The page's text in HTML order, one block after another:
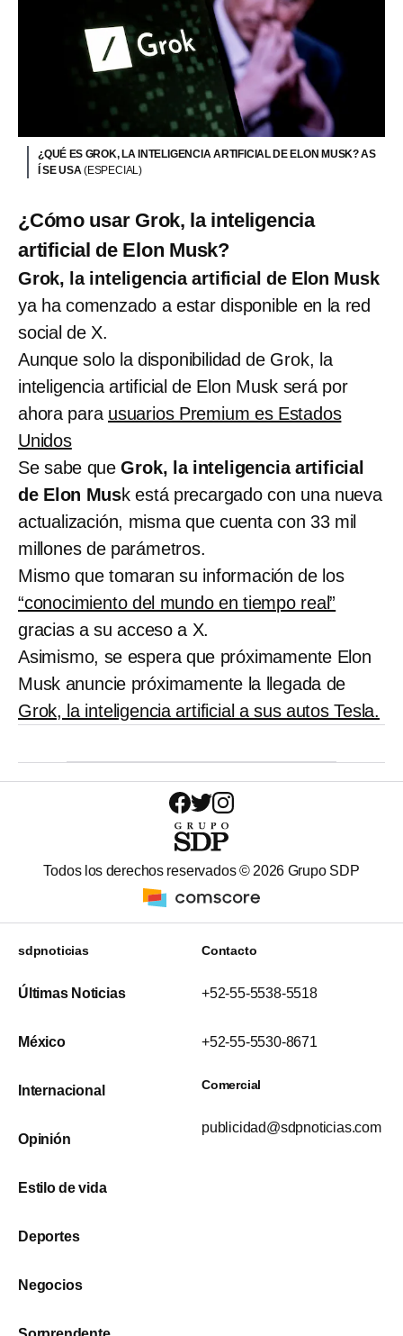
¿QUÉ ES GROK, LA INTELIGENCIA ARTIFICIAL DE ELON MUSK? AS
Í SE USA(ESPECIAL)
¿Cómo usar Grok, la inteligencia
artificial de Elon Musk?
Grok, la inteligencia artificial de Elon Musk
ya ha comenzado a estar disponible en la red
social de X.
Aunque solo la disponibilidad de Grok, la
inteligencia artificial de Elon Musk será por
ahora para usuarios Premium es Estados
Unidos
Se sabe queGrok, la inteligencia artificial
de Elon Musk está precargado con una nueva
actualización, misma que cuenta con 33 mil
millones de parámetros.
Mismo que tomaran su información de los
“conocimiento del mundo en tiempo real”
gracias a su acceso a X.
Asimismo, se espera que próximamente Elon
Musk anuncie próximamente la llegada de
Grok, la inteligencia artificial a sus autos Tesla.
Todos los derechos reservados © 2026 Grupo SDP
sdpnoticias
Últimas Noticias
México
Internacional
Opinión
Estilo de vida
Deportes
Negocios
Contacto
+52-55-5538-5518
+52-55-5530-8671
Comercial
publicidad@sdpnoticias.com